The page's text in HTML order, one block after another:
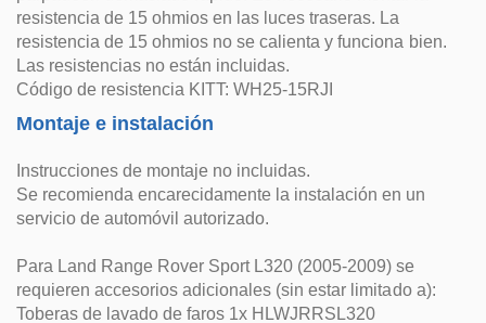
resistencia de 15 ohmios en las luces traseras. La
resistencia de 15 ohmios no se calienta y funciona bien.
Las resistencias no están incluidas.
Código de resistencia KITT: WH25-15RJI
Montaje e instalación
Instrucciones de montaje no incluidas.
Se recomienda encarecidamente la instalación en un
servicio de automóvil autorizado.
Para Land Range Rover Sport L320 (2005-2009) se
requieren accesorios adicionales (sin estar limitado a):
Toberas de lavado de faros 1x HLWJRRSL320